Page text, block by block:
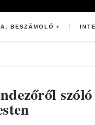
BESZÁMOLÓ